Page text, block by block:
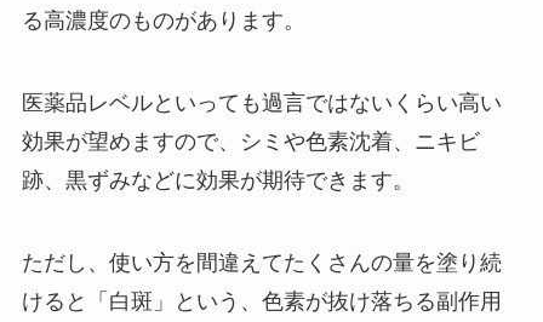
る高濃度のものがあります。
医薬品レベルといっても過言ではないくらい高い
効果が望めますので、シミや色素沈着、ニキビ
跡、黒ずみなどに効果が期待できます。
ただし、使い方を間違えてたくさんの量を塗り続
けると「白斑」という、色素が抜け落ちる副作用